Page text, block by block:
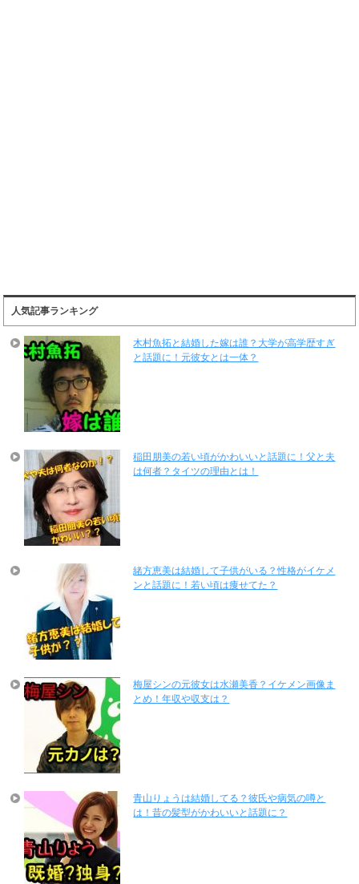
人気記事ランキング
木村魚拓と結婚した嫁は誰？大学が高学歴すぎ
と話題に！元彼女とは一体？
稲田朋美の若い頃がかわいいと話題に！父と夫
は何者？タイツの理由とは！
緒方恵美は結婚して子供がいる？性格がイケメ
ンと話題に！若い頃は痩せてた？
梅屋シンの元彼女は水瀬美香？イケメン画像ま
とめ！年収や収支は？
青山りょうは結婚してる？彼氏や病気の噂と
は！昔の髪型がかわいいと話題に？